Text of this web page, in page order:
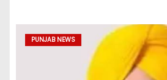
PUNJAB NEWS